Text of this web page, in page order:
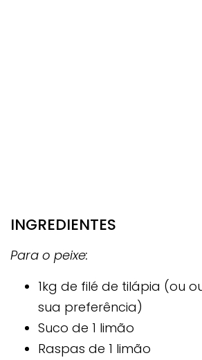
INGREDIENTES
Para o peixe:
1kg de filé de tilápia (ou
sua preferência)
Suco de 1 limão
Raspas de 1 limão